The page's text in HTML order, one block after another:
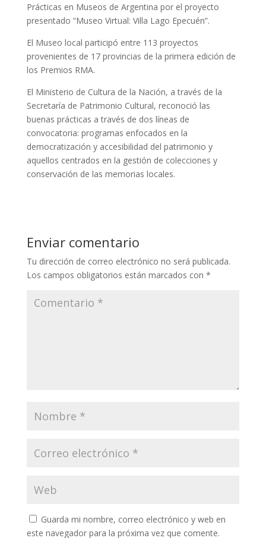
Prácticas en Museos de Argentina por el proyecto
presentado “Museo Virtual: Villa Lago Epecuén”.
El Museo local participó entre 113 proyectos
provenientes de 17 provincias de la primera edición de
los Premios RMA.
El Ministerio de Cultura de la Nación, a través de la
Secretaría de Patrimonio Cultural, reconoció las
buenas prácticas a través de dos líneas de
convocatoria: programas enfocados en la
democratización y accesibilidad del patrimonio y
aquellos centrados en la gestión de colecciones y
conservación de las memorias locales.
Enviar comentario
Tu dirección de correo electrónico no será publicada.
Los campos obligatorios están marcados con *
Guarda mi nombre, correo electrónico y web en
este navegador para la próxima vez que comente.